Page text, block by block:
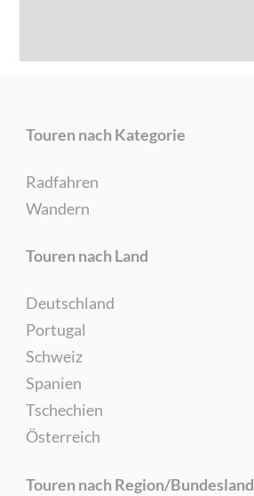
Touren nach Kategorie
Radfahren
Wandern
Touren nach Land
Deutschland
Portugal
Schweiz
Spanien
Tschechien
Österreich
Touren nach Region/Bundesland